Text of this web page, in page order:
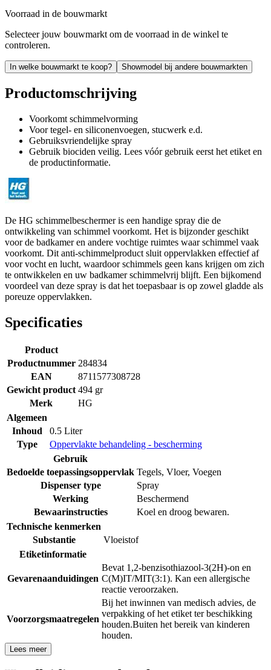
Voorraad in de bouwmarkt
Selecteer jouw bouwmarkt om de voorraad in de winkel te
controleren.
In welke bouwmarkt te koop? Showmodel bij andere bouwmarkten
Productomschrijving
Voorkomt schimmelvorming
Voor tegel- en siliconenvoegen, stucwerk e.d.
Gebruiksvriendelijke spray
Gebruik biociden veilig. Lees vóór gebruik eerst het etiket en
de productinformatie.
De HG schimmelbeschermer is een handige spray die de
ontwikkeling van schimmel voorkomt. Het is bijzonder geschikt
voor de badkamer en andere vochtige ruimtes waar schimmel vaak
voorkomt. Dit anti-schimmelproduct sluit oppervlakken effectief af
voor vocht en lucht, waardoor schimmels geen kans krijgen om zich
te ontwikkelen en uw badkamer schimmelvrij blijft. Een bijkomend
voordeel van deze spray is dat het toepasbaar is op zowel gladde als
poreuze oppervlakken.
Specificaties
Product
Productnummer 284834
EAN
8711577308728
Gewicht product 494 gr
Merk
HG
Algemeen
Inhoud
0.5 Liter
Type
Oppervlakte behandeling - bescherming
Gebruik
Bedoelde toepassingsoppervlak Tegels, Vloer, Voegen
Dispenser type
Spray
Werking
Beschermend
Bewaarinstructies
Koel en droog bewaren.
Technische kenmerken
Substantie
Vloeistof
Etiketinformatie
Gevarenaanduidingen
Bevat 1,2-benzisothiazool-3(2H)-on en
C(M)IT/MIT(3:1). Kan een allergische
reactie veroorzaken.
Voorzorgsmaatregelen
Bij het inwinnen van medisch advies, de
verpakking of het etiket ter beschikking
houden.Buiten het bereik van kinderen
houden.
Lees meer